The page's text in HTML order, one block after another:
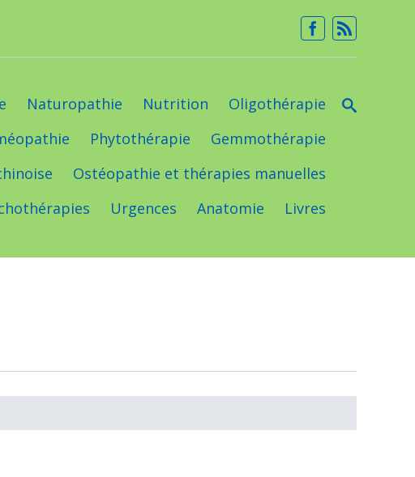
Naturopathie Nutrition
Oligothérapie
Phytothérapie
Gemmothérapie
Ostéopathie et thérapies manuelles
Urgences Anatomie Livres